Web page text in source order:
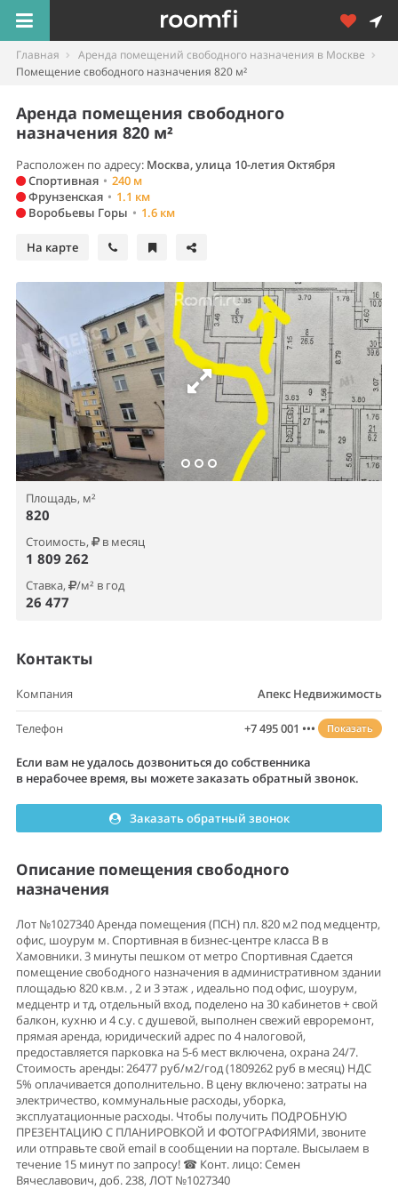
Главная
Аренда помещений свободного назначения в Москве
Помещение свободного назначения 820 м²
Аренда помещения свободного
назначения 820 м²
Расположен по адресу: Москва, улица 10-летия Октября
Спортивная • 240 м
Фрунзенская • 1.1 км
Воробьевы Горы • 1.6 км
На карте
Площадь, м²
820
Стоимость, в месяц
1 809 262
Ставка, /м² в год
26 477
Контакты
Компания Апекс Недвижимость
Телефон +7 495 001 ••• Показать
Если вам не удалось дозвониться до собственника
в нерабочее время, вы можете заказать обратный звонок.
Заказать обратный звонок
Описание помещения свободного
назначения
Лот №1027340 Аренда помещения (ПСН) пл. 820 м2 под медцентр,
офис, шоурум м. Спортивная в бизнес-центре класса В в
Хамовники. 3 минуты пешком от метро Спортивная Сдается
помещение свободного назначения в административном здании
площадью 820 кв.м. , 2 и 3 этаж , идеально под офис, шоурум,
медцентр и тд, отдельный вход, поделено на 30 кабинетов + свой
балкон, кухню и 4 с.у. с душевой, выполнен свежий евроремонт,
прямая аренда, юридический адрес по 4 налоговой,
предоставляется парковка на 5-6 мест включена, охрана 24/7.
Стоимость аренды: 26477 руб/м2/год (1809262 руб в месяц) НДС
5% оплачивается дополнительно. В цену включено: затраты на
электричество, коммунальные расходы, уборка,
эксплуатационные расходы. Чтобы получить ПОДРОБНУЮ
ПРЕЗЕНТАЦИЮ С ПЛАНИРОВКОЙ И ФОТОГРАФИЯМИ, звоните
или отправьте свой email в сообщении на портале. Высылаем в
течение 15 минут по запросу! ☎ Конт. лицо: Семен
Вячеславович, доб. 238, ЛОТ №1027340